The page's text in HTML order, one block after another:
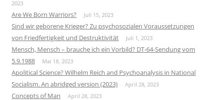
2023
Are We Born Warriors? Juli 15, 2023
Sind wir geborene Krieger? Zu psychosozialen Voraussetzungen
von Friedfertigkeit und Destruktivität
Juli 1, 2023
Mensch, Mensch – brauche ich ein Vorbild? DT-64-Sendung vom
5.9.1988
Mai 18, 2023
Apolitical Science? Wilhelm Reich and Psychoanalysis in National
Socialism. An abridged version (2023)
April 28, 2023
Concepts of Man April 28, 2023